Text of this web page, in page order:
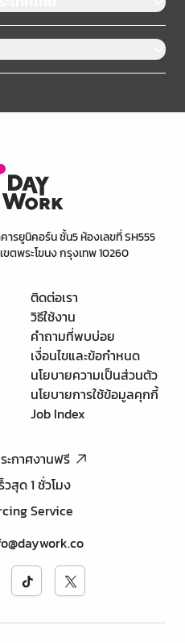
ารยูนิคอร์น ชั้น5 ห้องเลขที่ SH555
ตพระโขนง กรุงเทพ 10260
ติดต่อเรา
วิธีใช้งาน
คำถามที่พบบ่อย
เงื่อนไขและข้อกำหนด
นโยบายความเป็นส่วนตัว
นโยบายการใช้ข้อมูลคุกกี้
Job Index
ะกาศงานฟรี
สุด 1 ชั่วโมง
Service